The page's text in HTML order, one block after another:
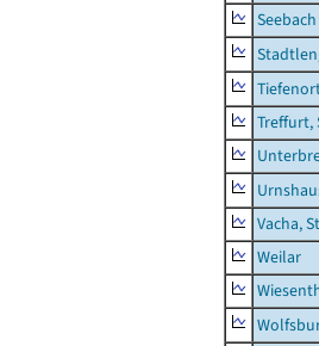
Seebach
Treffurt,
Vacha,
Weilar